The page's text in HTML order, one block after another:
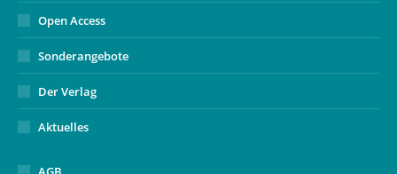
Open Access
Sonderangebote
Der Verlag
Aktuelles